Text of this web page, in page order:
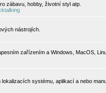
zábavu, hobby, životní styl atp.
nástrojích.
zařízením a Windows, MacOS,
systému, aplikací a nebo